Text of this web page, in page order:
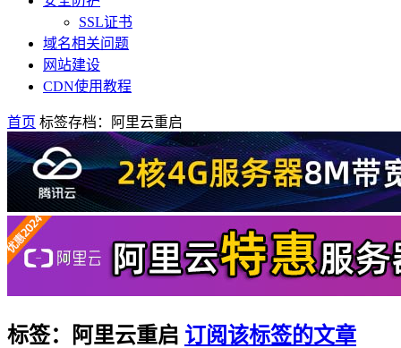
SSL证书
域名相关问题
网站建设
CDN使用教程
首页 标签存档：阿里云重启
标签：阿里云重启 订阅该标签的文章